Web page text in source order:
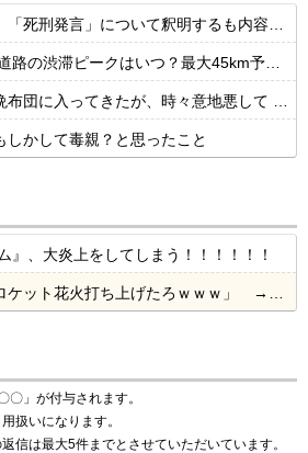
」について釈明するも内容がクソすぎて更に大炎上……
クはいつ？最大45km予測！帰省ラッシュを避ける狙い目を解説
々意地悪して 肩の部分ぴっちり布団ガードして入れなくしてると・・・【再】
しかして毒親？と思ったこと
』、大炎上をしてしまう！！！！！！
上げたろｗｗｗ」 → サンルーフが閉まっていて無事車内に発射
〇」が付与されます。
扱いになります。
信は最大5件までとさせていただいています。